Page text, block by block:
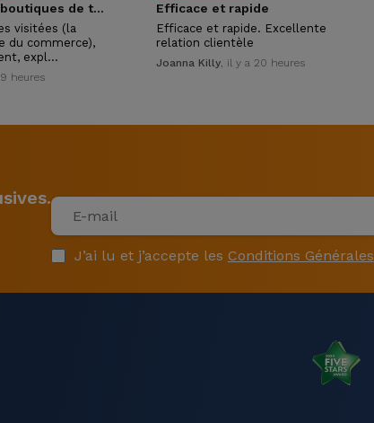
Excellentes boutiques de téléphonie reconditionnée
visitées (la
du commerce),
expl…
heures
Efficace et rapide
Efficace et rapide. Excellente
relation clientèle
Joanna Killy, il y a 20 heures
J’ai lu et j’accepte les Conditions Générales